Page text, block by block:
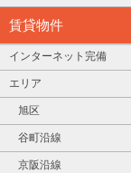
賃貸物件
インターネット完備
エリア
旭区
谷町沿線
京阪沿線